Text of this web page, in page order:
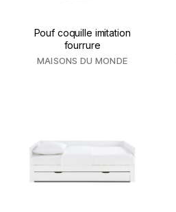
Pouf coquille imitation
fourrure
MAISONS DU MONDE